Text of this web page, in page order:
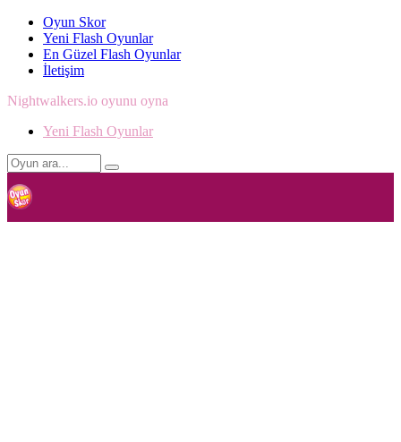
Oyun Skor
Yeni Flash Oyunlar
En Güzel Flash Oyunlar
İletişim
Nightwalkers.io oyunu oyna
Yeni Flash Oyunlar